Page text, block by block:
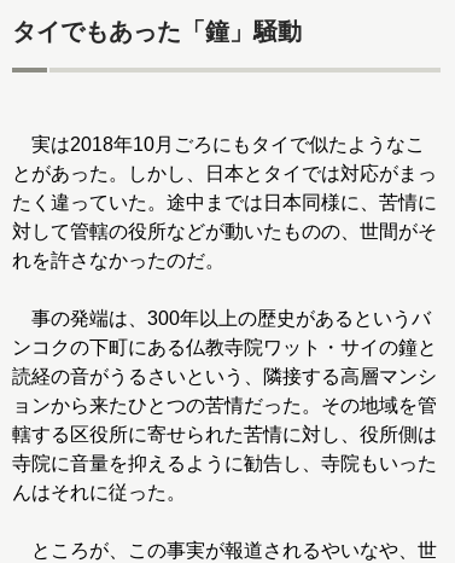
タイでもあった「鐘」騒動
実は2018年10月ごろにもタイで似たようなこ
とがあった。しかし、日本とタイでは対応がまっ
たく違っていた。途中までは日本同様に、苦情に
対して管轄の役所などが動いたものの、世間がそ
れを許さなかったのだ。
事の発端は、300年以上の歴史があるというバ
ンコクの下町にある仏教寺院ワット・サイの鐘と
読経の音がうるさいという、隣接する高層マンシ
ョンから来たひとつの苦情だった。その地域を管
轄する区役所に寄せられた苦情に対し、役所側は
寺院に音量を抑えるように勧告し、寺院もいった
んはそれに従った。
ところが、この事実が報道されるやいなや、世